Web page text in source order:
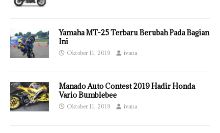
Yamaha MT-25 Terbaru Berubah Pada Bagian
Ini
Oktober 11, 2019 ivana
Manado Auto Contest 2019 Hadir Honda
Vario Bumblebee
Oktober 11, 2019 ivana